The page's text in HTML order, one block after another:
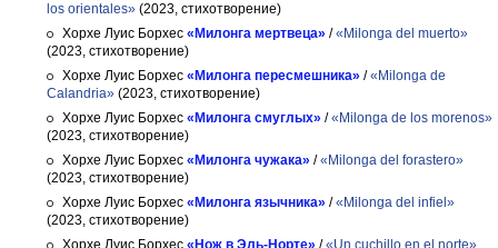
los orientales» (2023, стихотворение)
Хорхе Луис Борхес «Милонга мертвеца» /«Milonga del muerto»
(2023, стихотворение)
Хорхе Луис Борхес «Милонга пересмешника» /«Milonga de
Calandria» (2023, стихотворение)
Хорхе Луис Борхес «Милонга смуглых» /«Milonga de los morenos»
(2023, стихотворение)
Хорхе Луис Борхес «Милонга чужака» /«Milonga del forastero»
(2023, стихотворение)
Хорхе Луис Борхес «Милонга язычника» /«Milonga del infiel»
(2023, стихотворение)
Хорхе Луис Борхес «Нож в Эль-Норте» /«Un cuchillo en el norte»